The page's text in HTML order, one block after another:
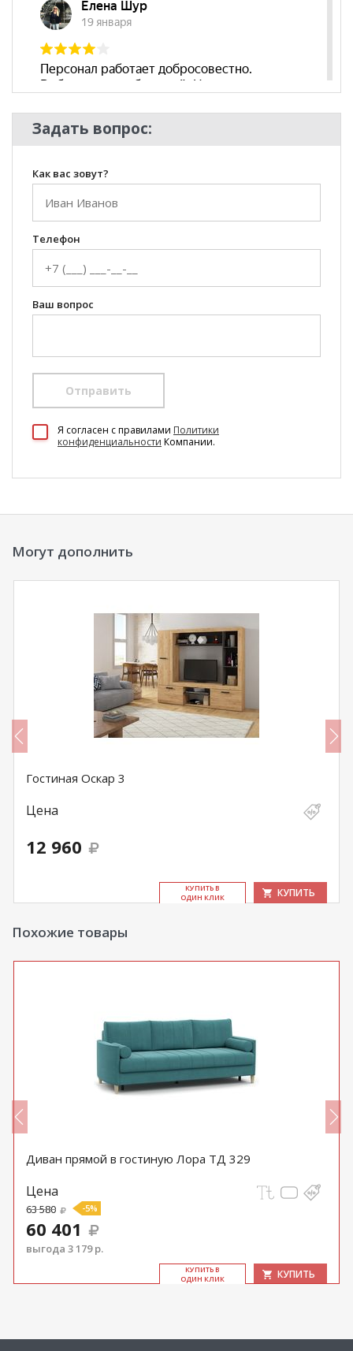
Стиль
Лофт, Современный
Комната
Гостиная
Задать вопрос:
Как вас зовут?
Телефон
Ваш вопрос
Отправить
Я согласен c правилами Политики
конфиденциальности Компании.
Могут дополнить
Гостиная Оскар 3
Цена
12 960
КУ­ПИТЬ В
ОДИН КЛИК
КУПИТЬ
Похожие товары
Диван прямой в гостиную Лора ТД 329
Цена
63 580 -5%
60 401
выгода 3 179 р.
КУ­ПИТЬ В
ОДИН КЛИК
КУПИТЬ